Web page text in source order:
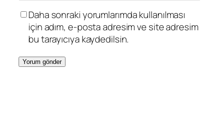
Daha sonraki yorumlarımda kullanılması
için adım, e-posta adresim ve site adresim
bu tarayıcıya kaydedilsin.